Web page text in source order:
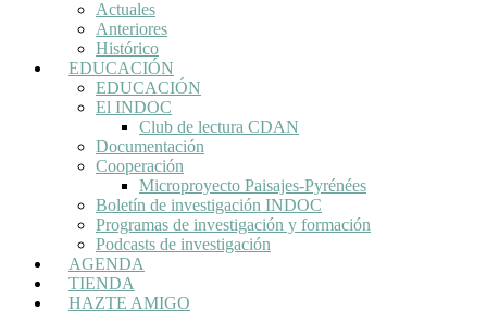
Actuales
Anteriores
Histórico
EDUCACIÓN
EDUCACIÓN
El INDOC
Club de lectura CDAN
Documentación
Cooperación
Microproyecto Paisajes-Pyrénées
Boletín de investigación INDOC
Programas de investigación y formación
Podcasts de investigación
AGENDA
TIENDA
HAZTE AMIGO